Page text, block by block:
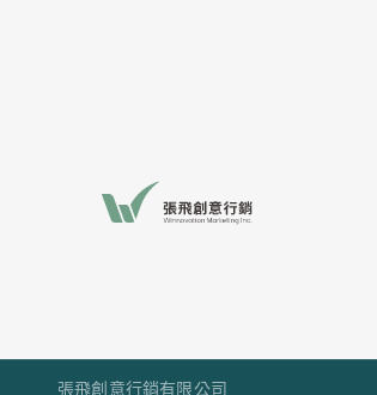
張飛創意行銷有限公司